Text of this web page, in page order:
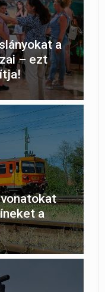
a
– ezt
a